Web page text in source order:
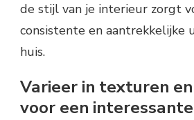
de stijl van je interieur zorgt
consistente en aantrekkelijke
huis.
Varieer in texturen
voor een